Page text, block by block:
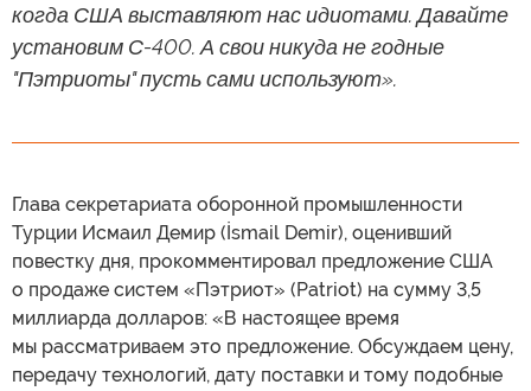
когда США выставляют нас идиотами. Давайте
установим С-400. А свои никуда не годные
"Пэтриоты" пусть сами используют».
Глава секретариата оборонной промышленности
Турции Исмаил Демир (İsmail Demir), оценивший
повестку дня, прокомментировал предложение США
о продаже систем «Пэтриот» (Patriot) на сумму 3,5
миллиарда долларов: «В настоящее время
мы рассматриваем это предложение. Обсуждаем цену,
передачу технологий, дату поставки и тому подобные